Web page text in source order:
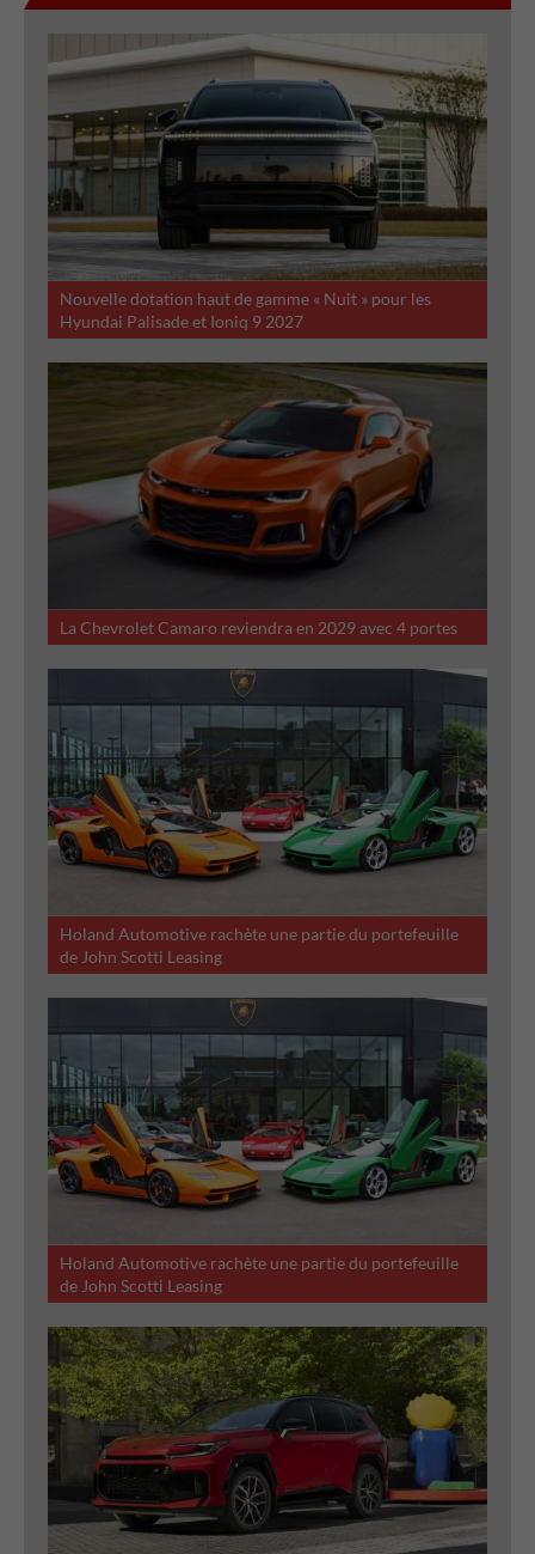
Nouvelle dotation haut de gamme « Nuit » pour les
Hyundai Palisade et Ioniq 9 2027
La Chevrolet Camaro reviendra en 2029 avec 4 portes
Holand Automotive rachète une partie du portefeuille
de John Scotti Leasing
Holand Automotive rachète une partie du portefeuille
de John Scotti Leasing